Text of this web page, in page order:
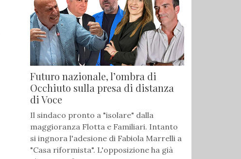
Futuro nazionale, l’ombra di
Occhiuto sulla presa di distanza
di Voce
Il sindaco pronto a "isolare" dalla
maggioranza Flotta e Familiari. Intanto
si ingnora l'adesione di Fabiola Marrelli a
"Casa riformista". L'opposizione ha già